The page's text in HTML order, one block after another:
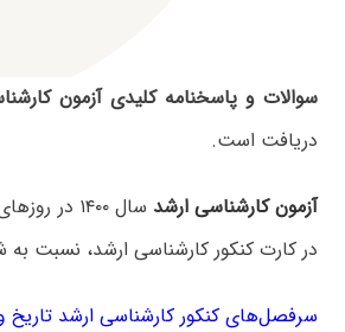
سوالات و پاسخنامه کلیدی آزمون
دریافت است.
آزمون کارشناسی ارشد
در کارت کنکور کارشناسی ارشد، نسبت به
سرفصل‌های کنکور کارشناسی ارشد تاریخ